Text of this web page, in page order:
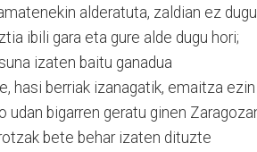
alderatuta, zaldian ez dugu
ibili gara eta gure alde dugu hori;
izaten baitu ganadua
hasi berriak izanagatik, emaitza ezin
udan bigarren geratu ginen
bete behar izaten dituzte